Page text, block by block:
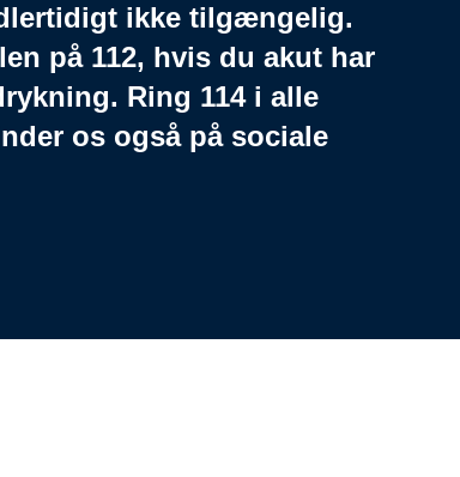
ikke tilgængelig.
på 112, hvis du akut har
Ring 114 i alle
os også på sociale